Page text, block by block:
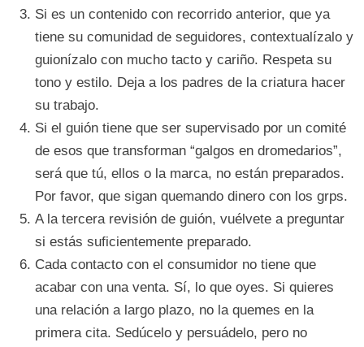
Si es un contenido con recorrido anterior, que ya
tiene su comunidad de seguidores, contextualízalo y
guionízalo con mucho tacto y cariño. Respeta su
tono y estilo. Deja a los padres de la criatura hacer
su trabajo.
Si el guión tiene que ser supervisado por un comité
de esos que transforman “galgos en dromedarios”,
será que tú, ellos o la marca, no están preparados.
Por favor, que sigan quemando dinero con los grps.
A la tercera revisión de guión, vuélvete a preguntar
si estás suficientemente preparado.
Cada contacto con el consumidor no tiene que
acabar con una venta. Sí, lo que oyes. Si quieres
una relación a largo plazo, no la quemes en la
primera cita. Sedúcelo y persuádelo, pero no